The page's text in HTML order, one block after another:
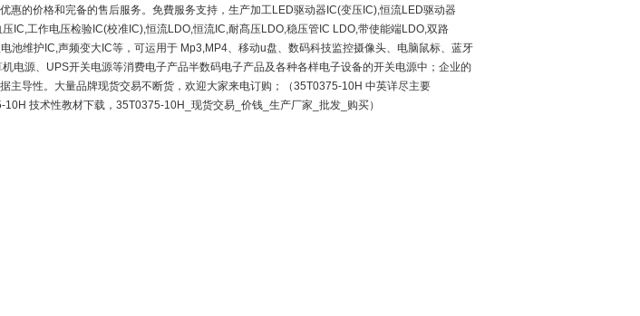
惠的价格和完备的售后服务。免費服务支持，生产加工LED驱动器 IC(变压 IC),恒流LED驱动器
压 IC,工作电压检验 IC(校准 IC),恒流LDO,恒流 IC,耐髙压LDO,稳压管 IC LDO,带使能端LDO,双路
池维护 IC,声频变大 IC等，可运用于 Mp3,MP4、移动u盘、数码科技监控摄像头、电脑鼠标、蓝牙
电源、 UPS开关电源等消费电子产品半数码电子产品及各种各样电子设备的开关电源中；企业的
主导性。大量品牌现货交易不断货，欢迎大家来电订购；（35T0375-10H 中英详尽主要
技术性教材下载，35T0375-10H_现货交易_价钱_生产厂家_批发_购买）